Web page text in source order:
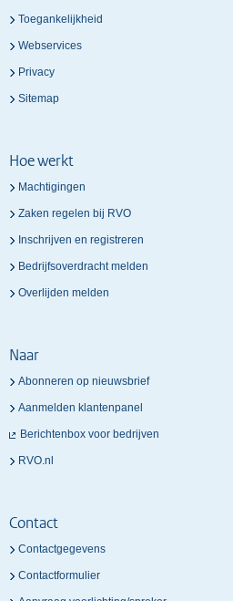
Toegankelijkheid
Webservices
Privacy
Sitemap
Hoe werkt
Machtigingen
Zaken regelen bij RVO
Inschrijven en registreren
Bedrijfsoverdracht melden
Overlijden melden
Naar
Abonneren op nieuwsbrief
Aanmelden klantenpanel
Berichtenbox voor bedrijven
RVO.nl
Contact
Contactgegevens
Contactformulier